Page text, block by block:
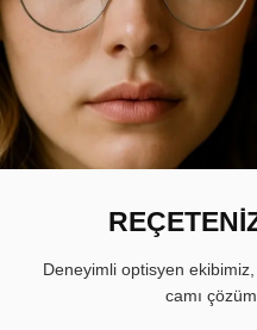
Deneyimli optisyen
camı